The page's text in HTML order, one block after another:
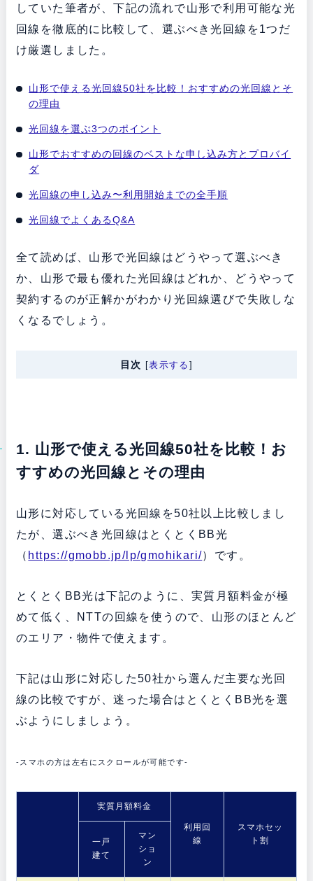
していた筆者が、下記の流れで山形で利用可能な光
回線を徹底的に比較して、選ぶべき光回線を1つだ
け厳選しました。
山形で使える光回線50社を比較！おすすめの光回線とそ
の理由
光回線を選ぶ3つのポイント
山形でおすすめの回線のベストな申し込み方とプロバイ
ダ
光回線の申し込み〜利用開始までの全手順
光回線でよくあるQ&A
全て読めば、山形で光回線はどうやって選ぶべき
か、山形で最も優れた光回線はどれか、どうやって
契約するのが正解かがわかり光回線選びで失敗しな
くなるでしょう。
目次 [表示する
1. 山形で使える光回線50社を比較！お
すすめの光回線とその理由
山形に対応している光回線を50社以上比較しまし
たが、選ぶべき光回線はとくとくBB光
（ https://gmobb.jp/lp/gmohikari/）です。
とくとくBB光は下記のように、実質月額料金が極
めて低く、NTTの回線を使うので、山形のほとんど
のエリア・物件で使えます。
下記は山形に対応した50社から選んだ主要な光回
線の比較ですが、迷った場合はとくとくBB光を選
ぶようにしましょう。
-スマホの方は左右にスクロールが可能です-
実質月額料金
利用回
線
スマホセッ
ト割
一戸
建て
マン
ショ
ン